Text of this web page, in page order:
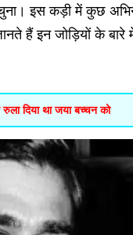
इस कड़ी में कुछ
हैं इन जोड़ियों के बारे
दिया था जया बच्चन को